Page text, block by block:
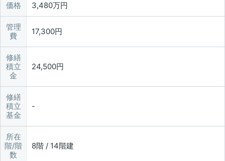
価格 3,480万円
管理
費
17,300円
修繕
積立
金
24,500円
修繕
積立
基金
所在
階/階
数
8階 / 14階建